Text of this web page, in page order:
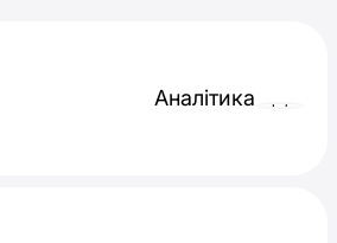
Аналітика